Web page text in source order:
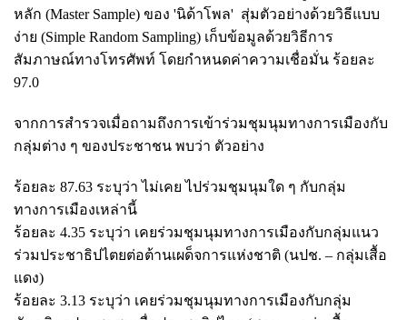
หลัก (Master Sample) ของ 'นิด้าโพล' สุ่มตัวอย่างด้วยวิธีแบบ
ง่าย (Simple Random Sampling) เก็บข้อมูลด้วยวิธีการ
สัมภาษณ์ทางโทรศัพท์ โดยกำหนดค่าความเชื่อมั่น ร้อยละ
97.0
จากการสำรวจเมื่อถามถึงการเข้าร่วมชุมนุมทางการเมืองกับ
กลุ่มต่าง ๆ ของประชาชน พบว่า ตัวอย่าง
ร้อยละ 87.63 ระบุว่า ไม่เคย ไปร่วมชุมนุมใด ๆ กับกลุ่ม
ทางการเมืองเหล่านี้
ร้อยละ 4.35 ระบุว่า เคยร่วมชุมนุมทางการเมืองกับกลุ่มแนว
ร่วมประชาธิปไตยต่อต้านเผด็จการแห่งชาติ (นปช. – กลุ่มเสื้อ
แดง)
ร้อยละ 3.13 ระบุว่า เคยร่วมชุมนุมทางการเมืองกับกลุ่ม